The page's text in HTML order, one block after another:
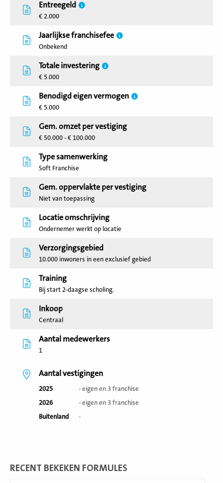
Entreegeld
€ 2.000
Jaarlijkse franchisefee
Onbekend
Totale investering
€ 5.000
Benodigd eigen vermogen
€ 5.000
Gem. omzet per vestiging
€ 50.000 - € 100.000
Type samenwerking
Soft Franchise
Gem. oppervlakte per vestiging
Niet van toepassing
Locatie omschrijving
Ondernemer werkt op locatie
Verzorgingsgebied
10.000 inwoners in een exclusief gebied
Training
Bij start 2-daagse scholing.
Inkoop
Centraal
Aantal medewerkers
1
Aantal vestigingen
2025
- eigen en 3 franchise
2026
- eigen en 3 franchise
Buitenland
-
RECENT BEKEKEN FORMULES